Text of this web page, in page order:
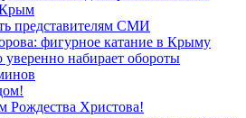
представителям СМИ
фигурное катание в Крыму
уверенно набирает обороты
Рождества Христова!